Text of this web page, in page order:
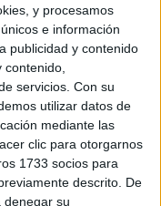
y procesamos
e información
publicidad y contenido
servicios. Con su
utilizar datos de
mediante las
clic para otorgarnos
1733 socios para
descrito. De
denegar su
te gustaría que te
precios, plazas
y lapolítica de